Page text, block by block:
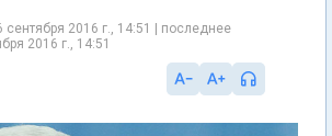
сентября 2016 г., 14:51 | последнее
2016 г., 14:51